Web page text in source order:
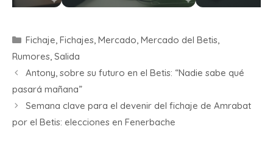
Fichaje, Fichajes, Mercado, Mercado del Betis,
Rumores, Salida
Antony, sobre su futuro en el Betis: “Nadie sabe qué
pasará mañana”
Semana clave para el devenir del fichaje de Amrabat
por el Betis: elecciones en Fenerbache